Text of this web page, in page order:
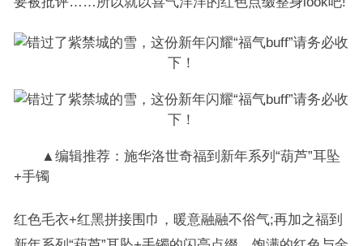
▲编辑推荐：施华洛世奇福到新年系列“葫芦”耳坠
+手镯
红色毛衣+红黑拼接围巾，暖意融融不俗气;再加之福到